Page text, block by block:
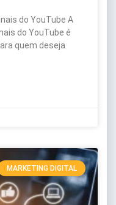
do YouTube A
do YouTube é
quem deseja
MARKETING DIGITAL